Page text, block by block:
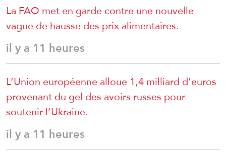
La FAO met en garde contre une nouvelle
vague de hausse des prix alimentaires.
il y a 11 heures
L’Union européenne alloue 1,4 milliard d’euros
provenant du gel des avoirs russes pour
soutenir l’Ukraine.
il y a 11 heures